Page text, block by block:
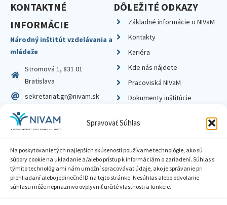
Spravovať Súhlas
Na poskytovanie tých najlepších skúseností používame technológie, ako sú
súbory cookie na ukladanie a/alebo prístup k informáciám o zariadení. Súhlas s
týmito technológiami nám umožní spracovávať údaje, ako je správanie pri
prehliadaní alebo jedinečné ID na tejto stránke. Nesúhlas alebo odvolanie
súhlasu môže nepriaznivo ovplyvniť určité vlastnosti a funkcie.
KONTAKTNÉ
INFORMÁCIE
Národný inštitút vzdelávania a
mládeže
Stromová 1, 831 01
Bratislava
sekretariat.gr@nivam.sk
IČO: 00164348
DIČ: 2020798714
DÔLEŽITÉ ODKAZY
Základné informácie o NIVaM
Kontakty
Kariéra
Kde nás nájdete
Pracoviská NIVaM
Dokumenty inštitúcie
Zásady ochrany súkromia